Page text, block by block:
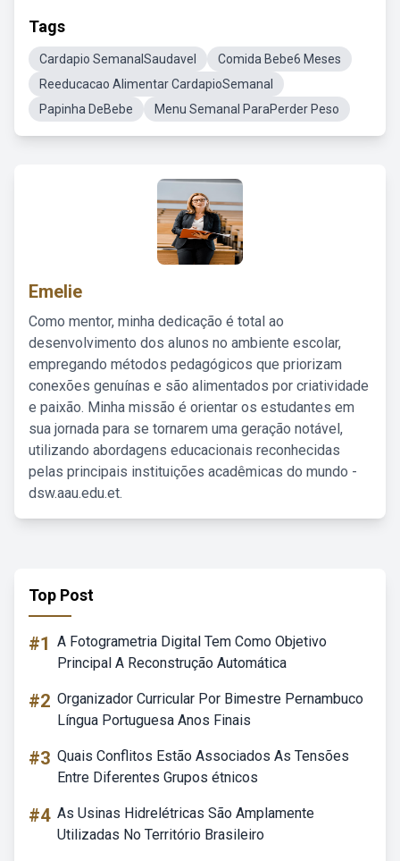
Tags
Cardapio SemanalSaudavel
Comida Bebe6 Meses
Reeducacao Alimentar CardapioSemanal
Papinha DeBebe
Menu Semanal ParaPerder Peso
Emelie
Como mentor, minha dedicação é total ao
desenvolvimento dos alunos no ambiente escolar,
empregando métodos pedagógicos que priorizam
conexões genuínas e são alimentados por criatividade
e paixão. Minha missão é orientar os estudantes em
sua jornada para se tornarem uma geração notável,
utilizando abordagens educacionais reconhecidas
pelas principais instituições acadêmicas do mundo -
dsw.aau.edu.et.
Top Post
#1 A Fotogrametria Digital Tem Como Objetivo
Principal A Reconstrução Automática
#2 Organizador Curricular Por Bimestre Pernambuco
Língua Portuguesa Anos Finais
#3 Quais Conflitos Estão Associados As Tensões
Entre Diferentes Grupos étnicos
#4 As Usinas Hidrelétricas São Amplamente
Utilizadas No Território Brasileiro